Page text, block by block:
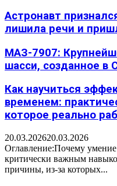
Астронавт
лишила речи и
МАЗ-7907:
шасси, созданное в
Как научиться
временем:
которое реально
20.03.202620.03.2026
Оглавление:Почему
критически важным
причины, из-за которых...